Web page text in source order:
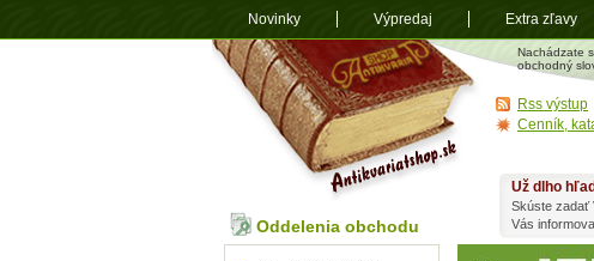
Antikvariát
shop.sk
Nachádzate
obchodný
Už dlho
Skúste zadať
Vás
Oddelenia obchodu
Rss výstup
Cenník,
Novinky Výpredaj Extra zľavy